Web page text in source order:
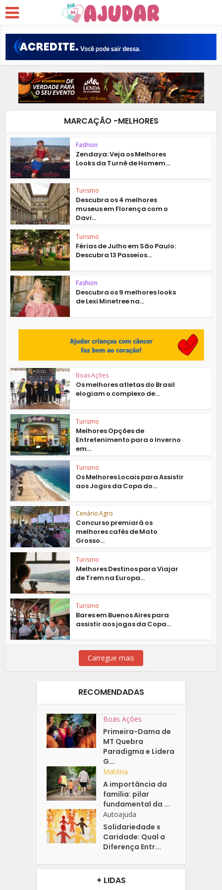
MARCAÇÃO -MELHORES
Fashion
Zendaya: Veja os Melhores
Looks da Turnê de Homem...
Turismo
Descubra os 4 melhores
museus em Florença com o
Davi...
Turismo
Férias de Julho em São Paulo:
Descubra 13 Passeios...
Fashion
Descubra os 9 melhores looks
de Lexi Minetree na...
Boas Ações
Os melhores atletas do Brasil
elogiam o complexo de...
Turismo
Melhores Opções de
Entretenimento para o Inverno
em...
Turismo
Os Melhores Locais para Assistir
aos Jogos da Copa do...
Cenário Agro
Concurso premiará os
melhores cafés de Mato
Grosso...
Turismo
Melhores Destinos para Viajar
de Trem na Europa...
Turismo
Bares em Buenos Aires para
assistir aos jogos da Copa...
Carregue mais
RECOMENDADAS
Boas Ações
Primeira-Dama de
MT Quebra
Paradigma e Lidera
G...
Matéria
A importância da
família: pilar
fundamental da ...
Autoajuda
Solidariedade x
Caridade: Qual a
Diferença Entr...
+ LIDAS